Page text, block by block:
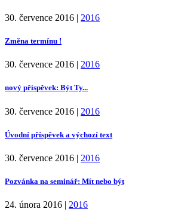
30. července 2016 | 2016
Změna termínu !
30. července 2016 | 2016
nový příspěvek: Být Ty...
30. července 2016 | 2016
Úvodní příspěvek a výchozí text
30. července 2016 | 2016
Pozvánka na seminář: Mít nebo být
24. února 2016 | 2016